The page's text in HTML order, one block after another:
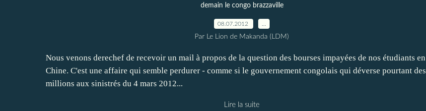
demain le congo brazzaville
08.07.2012
Par Le Lion de Makanda (LDM)
Nous venons derechef de recevoir un mail à propos de la question des bourses impayées de nos étudiants en
Chine. C'est une affaire qui semble perdurer - comme si le gouvernement congolais qui déverse pourtant des
millions aux sinistrés du 4 mars 2012...
Lire la suite